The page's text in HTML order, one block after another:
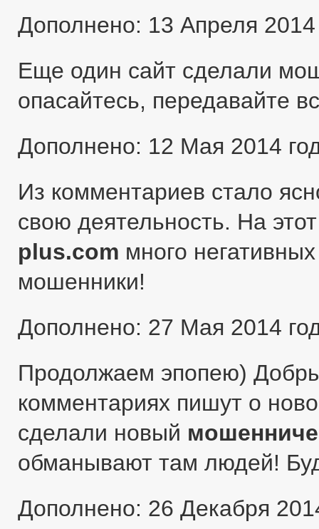
Дополнено: 13 Апреля 2014
Еще один сайт сделали
опасайтесь, передавайте
Дополнено: 12 Мая 2014
Из комментариев стало
свою деятельность. На
plus.com много
мошенники!
Дополнено: 27 Мая 2014
Продолжаем эпопею)
комментариях пишут о
сделали новый
обманывают там людей!
Дополнено: 26 Декабря